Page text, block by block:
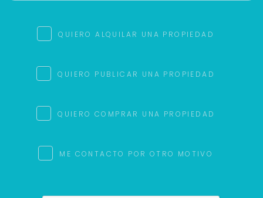
QUIERO ALQUILAR UNA PROPIEDAD
QUIERO PUBLICAR UNA PROPIEDAD
QUIERO COMPRAR UNA PROPIEDAD
ME CONTACTO POR OTRO MOTIVO